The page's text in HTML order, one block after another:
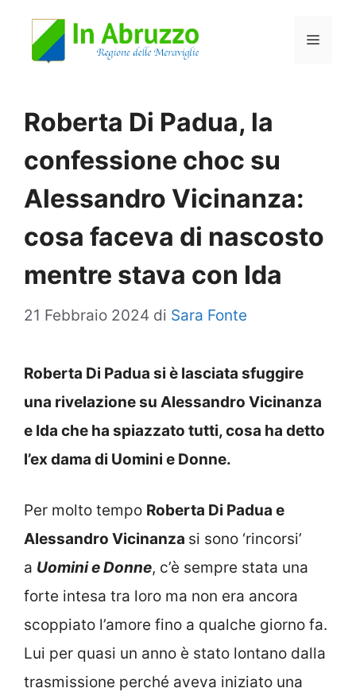
Menu
Roberta Di Padua, la
confessione choc su
Alessandro Vicinanza:
cosa faceva di nascosto
mentre stava con Ida
21 Febbraio 2024 di Sara Fonte
Roberta Di Padua si è lasciata sfuggire
una rivelazione su Alessandro Vicinanza
e Ida che ha spiazzato tutti, cosa ha detto
l’ex dama di Uomini e Donne.
Per molto tempo Roberta Di Padua e
Alessandro Vicinanza si sono ‘rincorsi’
a Uomini e Donne, c’è sempre stata una
forte intesa tra loro ma non era ancora
scoppiato l’amore fino a qualche giorno fa.
Lui per quasi un anno è stato lontano dalla
trasmissione perché aveva iniziato una